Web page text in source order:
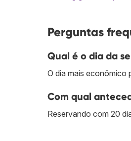
Perguntas
Qual é o dia da
O dia mais econômico
Com qual
Reservando com 20